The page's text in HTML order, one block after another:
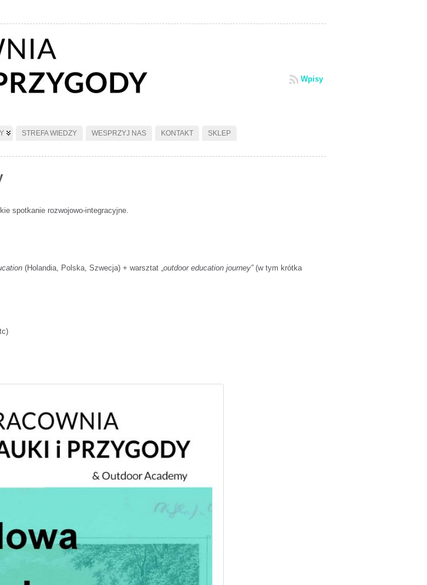
Wpisy
STREFA WIEDZY WESPRZYJ NAS KONTAKT
SKLEP
spotkanie rozwojowo-integracyjne.
(Holandia, Polska, Szwecja) + warsztat „outdoor education journey”(w tym krótka